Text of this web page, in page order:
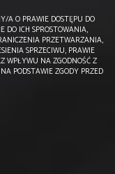
A O PRAWIE DOSTĘPU DO
DO ICH SPROSTOWANIA,
PRZETWARZANIA,
SPRZECIWU, PRAWIE
WPŁYWU NA ZGODNOŚĆ Z
PODSTAWIE ZGODY PRZED